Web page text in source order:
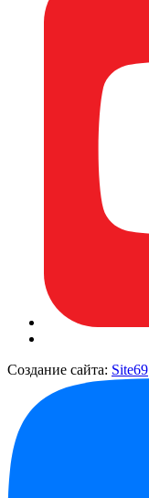
Создание сайта: Site69